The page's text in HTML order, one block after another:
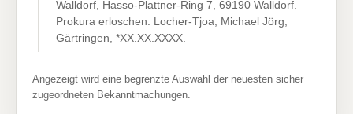
Walldorf, Hasso-Plattner-Ring 7, 69190 Walldorf.
Prokura erloschen: Locher-Tjoa, Michael Jörg,
Gärtringen, *XX.XX.XXXX.
Angezeigt wird eine begrenzte Auswahl der neuesten sicher
zugeordneten Bekanntmachungen.